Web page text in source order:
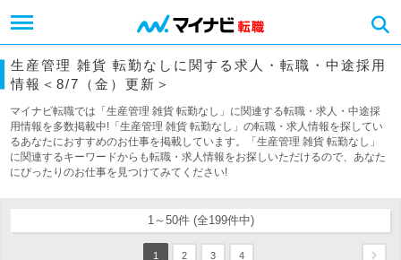
生産管理 雑貨 転勤なしに関する求人・転職・中途採用
情報＜8/7（金）更新＞
マイナビ転職では「生産管理 雑貨 転勤なし」に関連する転職・求人・中途採
用情報を多数掲載中!「生産管理 雑貨 転勤なし」の転職・求人情報を探してい
るあなたにおすすめのお仕事を掲載しています。「生産管理 雑貨 転勤なし」
に関連するキーワードからも転職・求人情報をお探しいただけるので、あなた
にぴったりのお仕事を見つけてみてください!
1～50件 (全199件中)
1 2 3 4